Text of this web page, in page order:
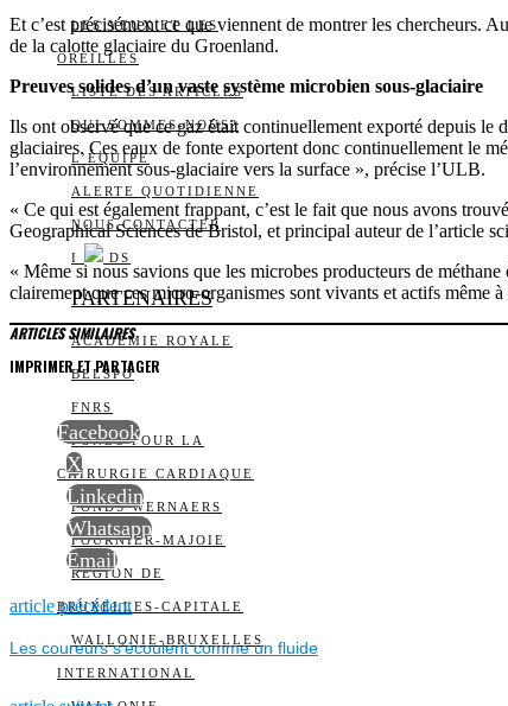
LES YEUX ET LES
OREILLES
LISTE DES ARTICLES
QUI SOMMES-NOUS?
L’ÉQUIPE
ALERTE QUOTIDIENNE
NOUS CONTACTER
I DS
PARTENAIRES
ACADÉMIE ROYALE
BELSPO
FNRS
FONDS POUR LA
CHIRURGIE CARDIAQUE
FONDS WERNAERS
FOURNIER-MAJOIE
RÉGION DE
BRUXELLES-CAPITALE
WALLONIE-BRUXELLES
INTERNATIONAL
Et c’est précisément ce que viennent de montrer les chercheurs.
de la calotte glaciaire du Groenland.
Preuves solides d’un vaste système microbien sous-glaciaire
Ils ont observé que ce gaz était continuellement exporté depuis le
glaciaires. Ces eaux de fonte exportent donc continuellement le
l’environnement sous-glaciaire vers la surface », précise l’ULB.
« Ce qui est également frappant, c’est le fait que nous avons
Geographical Sciences de Bristol, et principal auteur de l’article
« Même si nous savions que les microbes producteurs de
clairement que ces micro-organismes sont vivants et actifs même
ARTICLES SIMILAIRES
IMPRIMER ET PARTAGER
Facebook
X
Linkedin
Whatsapp
Email
NAVIGATION
DE
article précédentPrevious
Les coureurs s’écoulent comme un fluide